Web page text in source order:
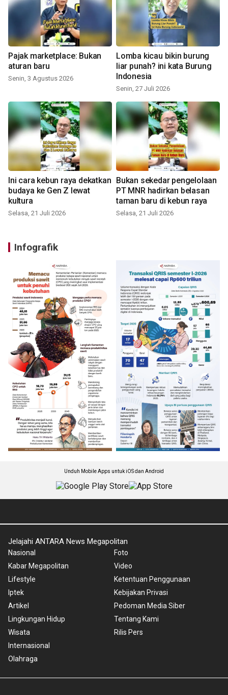
Pajak marketplace: Bukan
aturan baru
Senin, 3 Agustus 2026
Lomba kicau bikin burung
liar punah? ini kata Burung
Indonesia
Senin, 27 Juli 2026
Ini cara kebun raya dekatkan
budaya ke Gen Z lewat
kultura
Selasa, 21 Juli 2026
Bukan sekedar pengelolaan
PT MNR hadirkan belasan
taman baru di kebun raya
Selasa, 21 Juli 2026
Infografik
Unduh Mobile Apps untuk iOS dan Android
Jelajahi ANTARA News Megapolitan
Nasional
Kabar Megapolitan
Lifestyle
Iptek
Artikel
Lingkungan Hidup
Wisata
Internasional
Olahraga
Foto
Video
Ketentuan Penggunaan
Kebijakan Privasi
Pedoman Media Siber
Tentang Kami
Rilis Pers